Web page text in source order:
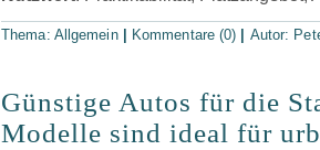
Thema: Allgemein Kommentare (0) Autor:
Günstige Autos für die
Modelle sind ideal für